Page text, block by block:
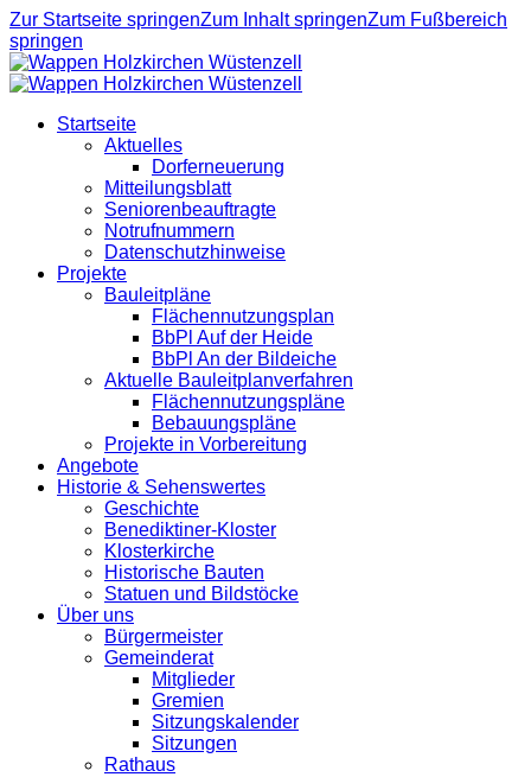
Zur Startseite springenZum Inhalt springenZum Fußbereich
springen
Startseite
Aktuelles
Dorferneuerung
Mitteilungsblatt
Seniorenbeauftragte
Notrufnummern
Datenschutzhinweise
Projekte
Bauleitpläne
Flächennutzungsplan
BbPl Auf der Heide
BbPl An der Bildeiche
Aktuelle Bauleitplanverfahren
Flächennutzungspläne
Bebauungspläne
Projekte in Vorbereitung
Angebote
Historie & Sehenswertes
Geschichte
Benediktiner-Kloster
Klosterkirche
Historische Bauten
Statuen und Bildstöcke
Über uns
Bürgermeister
Gemeinderat
Mitglieder
Gremien
Sitzungskalender
Sitzungen
Rathaus